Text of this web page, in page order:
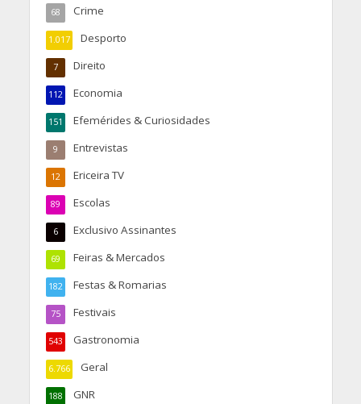
Crime
68
Desporto
1.017
Direito
7
Economia
112
Efemérides & Curiosidades
151
Entrevistas
9
Ericeira TV
12
Escolas
89
Exclusivo Assinantes
6
Feiras & Mercados
69
Festas & Romarias
182
Festivais
75
Gastronomia
543
Geral
6.766
GNR
188